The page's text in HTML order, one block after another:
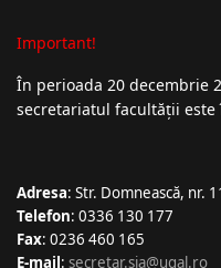
Important!
În perioada 20 decembrie
secretariatul facultății este
Adresa: Str. Domnească, nr.
Telefon: 0336 130 177
Fax: 0236 460 165
E-mail: secretar.sia@ugal.ro